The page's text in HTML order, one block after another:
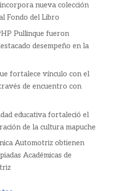
nueva colección
Fondo del Libro
Pullinque fueron
desempeño en la
fortalece vínculo con el
de encuentro con
educativa fortaleció el
de la cultura mapuche
Automotriz obtienen
Académicas de